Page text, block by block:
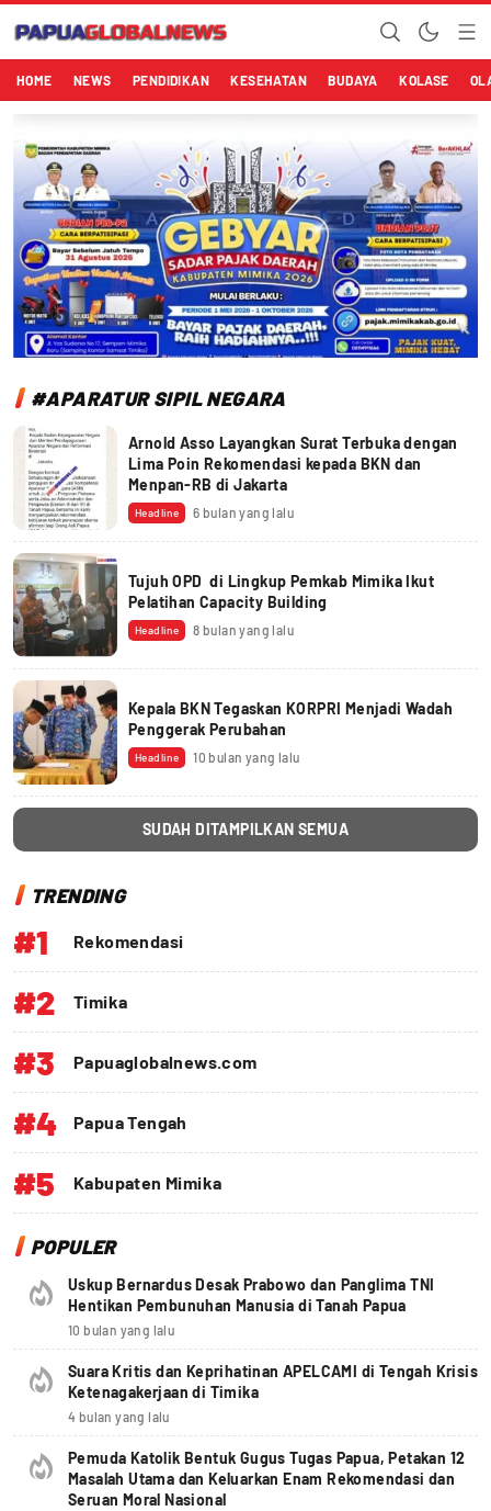
Papuaglobalnews.com
Menulis Fakta dengan Hati Bening
HOME NEWS PENDIDIKAN KESEHATAN BUDAYA KOLASE
#APARATUR SIPIL NEGARA
Arnold Asso Layangkan Surat Terbuka dengan
Lima Poin Rekomendasi kepada BKN dan
Menpan-RB di Jakarta
Headline 6 bulan yang lalu
Tujuh OPD di Lingkup Pemkab Mimika Ikut
Pelatihan Capacity Building
Headline 8 bulan yang lalu
Kepala BKN Tegaskan KORPRI Menjadi Wadah
Penggerak Perubahan
Headline 10 bulan yang lalu
SUDAH DITAMPILKAN SEMUA
TRENDING
#1 Rekomendasi
#2 Timika
#3 Papuaglobalnews.com
#4 Papua Tengah
#5 Kabupaten Mimika
POPULER
Uskup Bernardus Desak Prabowo dan Panglima TNI
Hentikan Pembunuhan Manusia di Tanah Papua
10 bulan yang lalu
Suara Kritis dan Keprihatinan APELCAMI di Tengah Krisis
Ketenagakerjaan di Timika
4 bulan yang lalu
Pemuda Katolik Bentuk Gugus Tugas Papua, Petakan 12
Masalah Utama dan Keluarkan Enam Rekomendasi dan
Seruan Moral Nasional